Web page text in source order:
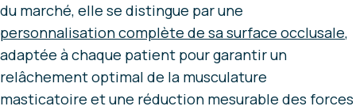
du marché, elle se distingue par une
personnalisation complète de sa surface occlusale,
adaptée à chaque patient pour garantir un
relâchement optimal de la musculature
masticatoire et une réduction mesurable des forces